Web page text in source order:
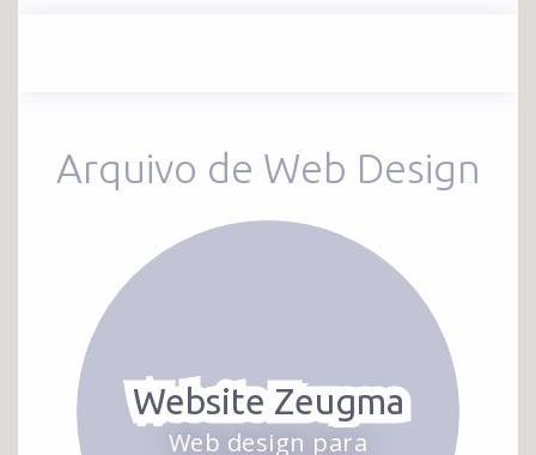
Arquivo de Web Design
Website Zeugma
Web design para